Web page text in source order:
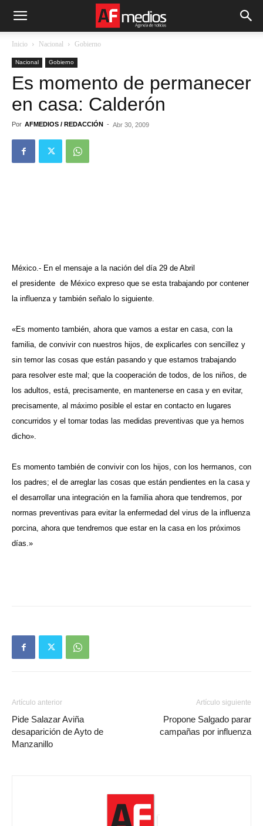
Inicio Nacional Gobierno
Nacional Gobierno
Es momento de permanecer
en casa: Calderón
Por AFMEDIOS / REDACCIÓN - Abr 30, 2009
México.- En el mensaje a la nación del día 29 de Abril
el presidente de México expreso que se esta trabajando por contener
la influenza y también señalo lo siguiente.
«Es momento también, ahora que vamos a estar en casa, con la
familia, de convivir con nuestros hijos, de explicarles con sencillez y
sin temor las cosas que están pasando y que estamos trabajando
para resolver este mal; que la cooperación de todos, de los niños, de
los adultos, está, precisamente, en mantenerse en casa y en evitar,
precisamente, al máximo posible el estar en contacto en lugares
concurridos y el tomar todas las medidas preventivas que ya hemos
dicho».
Es momento también de convivir con los hijos, con los hermanos, con
los padres; el de arreglar las cosas que están pendientes en la casa y
el desarrollar una integración en la familia ahora que tendremos, por
normas preventivas para evitar la enfermedad del virus de la influenza
porcina, ahora que tendremos que estar en la casa en los próximos
días.»
Artículo anterior
Pide Salazar Aviña
desaparición de Ayto de
Manzanillo
Artículo siguiente
Propone Salgado parar
campañas por influenza